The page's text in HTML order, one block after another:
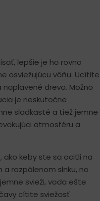
lepšie je ho rovno
osviežujúcu vôňu. Ucítite
naplavené drevo. Možno
je neskutočne
sladkasté a tiež jemne
atmosféru a
keby ste sa ocitli na
a rozpálenom slnku, no
svieži, voda ešte
cítite sviežosť